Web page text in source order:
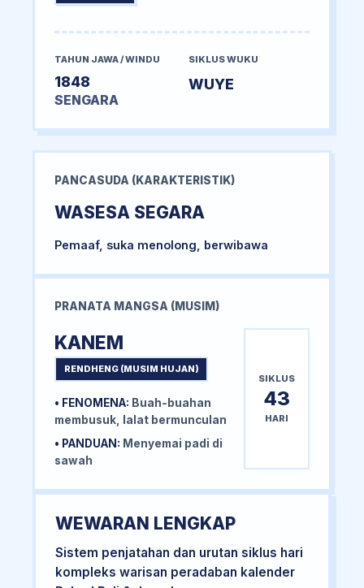
TAHUN JAWA / WINDU
1848
SENGARA
SIKLUS WUKU
WUYE
PANCASUDA (KARAKTERISTIK)
WASESA SEGARA
Pemaaf, suka menolong, berwibawa
PRANATA MANGSA (MUSIM)
KANEM
RENDHENG (MUSIM HUJAN)
• FENOMENA: Buah-buahan
membusuk, lalat bermunculan
• PANDUAN: Menyemai padi di
sawah
SIKLUS
43
HARI
WEWARAN LENGKAP
Sistem penjatahan dan urutan siklus hari
kompleks warisan peradaban kalender